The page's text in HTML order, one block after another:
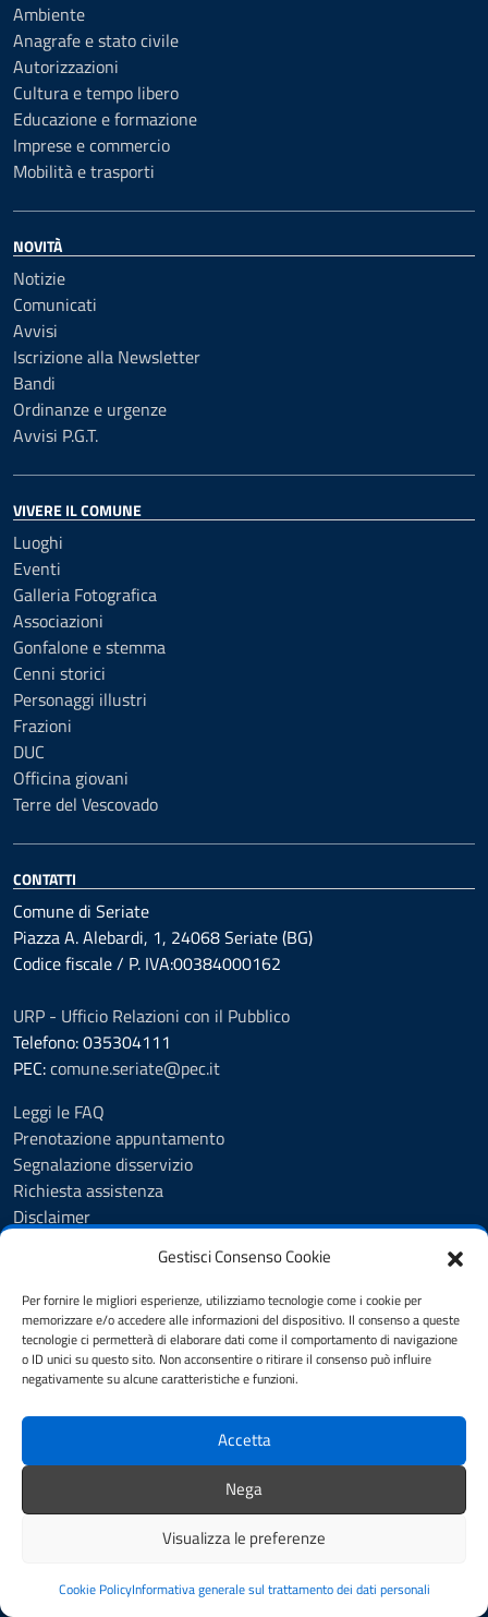
Gestisci Consenso Cookie
Per fornire le migliori esperienze, utilizziamo tecnologie come i cookie per
memorizzare e/o accedere alle informazioni del dispositivo. Il consenso a queste
tecnologie ci permetterà di elaborare dati come il comportamento di navigazione
o ID unici su questo sito. Non acconsentire o ritirare il consenso può influire
negativamente su alcune caratteristiche e funzioni.
Accetta
Nega
Visualizza le preferenze
Cookie PolicyInformativa generale sul trattamento dei dati personali
Ambiente
Anagrafe e stato civile
Autorizzazioni
Cultura e tempo libero
Educazione e formazione
Imprese e commercio
Mobilità e trasporti
NOVITÀ
Notizie
Comunicati
Avvisi
Iscrizione alla Newsletter
Bandi
Ordinanze e urgenze
Avvisi P.G.T.
VIVERE IL COMUNE
Luoghi
Eventi
Galleria Fotografica
Associazioni
Gonfalone e stemma
Cenni storici
Personaggi illustri
Frazioni
DUC
Officina giovani
Terre del Vescovado
CONTATTI
Comune di Seriate
Piazza A. Alebardi, 1, 24068 Seriate (BG)
Codice fiscale / P. IVA:00384000162
URP - Ufficio Relazioni con il Pubblico
Telefono: 035304111
PEC:comune.seriate@pec.it
Leggi le FAQ
Prenotazione appuntamento
Segnalazione disservizio
Richiesta assistenza
Disclaimer
Cookie Policy
Informativa privacy
Dichiarazione di accessibilità
Note legali
SEGUICI SU
YouTube Facebook
Mappa del sito Accesso Riservato Credits